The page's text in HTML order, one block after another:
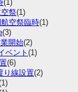
(1)
祭(1)
空祭臨時(1)
(3)
開始(2)
ベント (1)
(6)
り線設置(2)